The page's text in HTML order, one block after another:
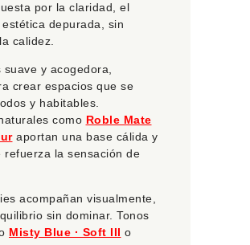
por la claridad, el
depurada, sin
calidez.
suave y acogedora,
crear espacios que se
y habitables.
como Roble Mate
aportan una base cálida y
refuerza la sensación de
acompañan visualmente,
sin dominar. Tonos
Misty Blue · Soft III o